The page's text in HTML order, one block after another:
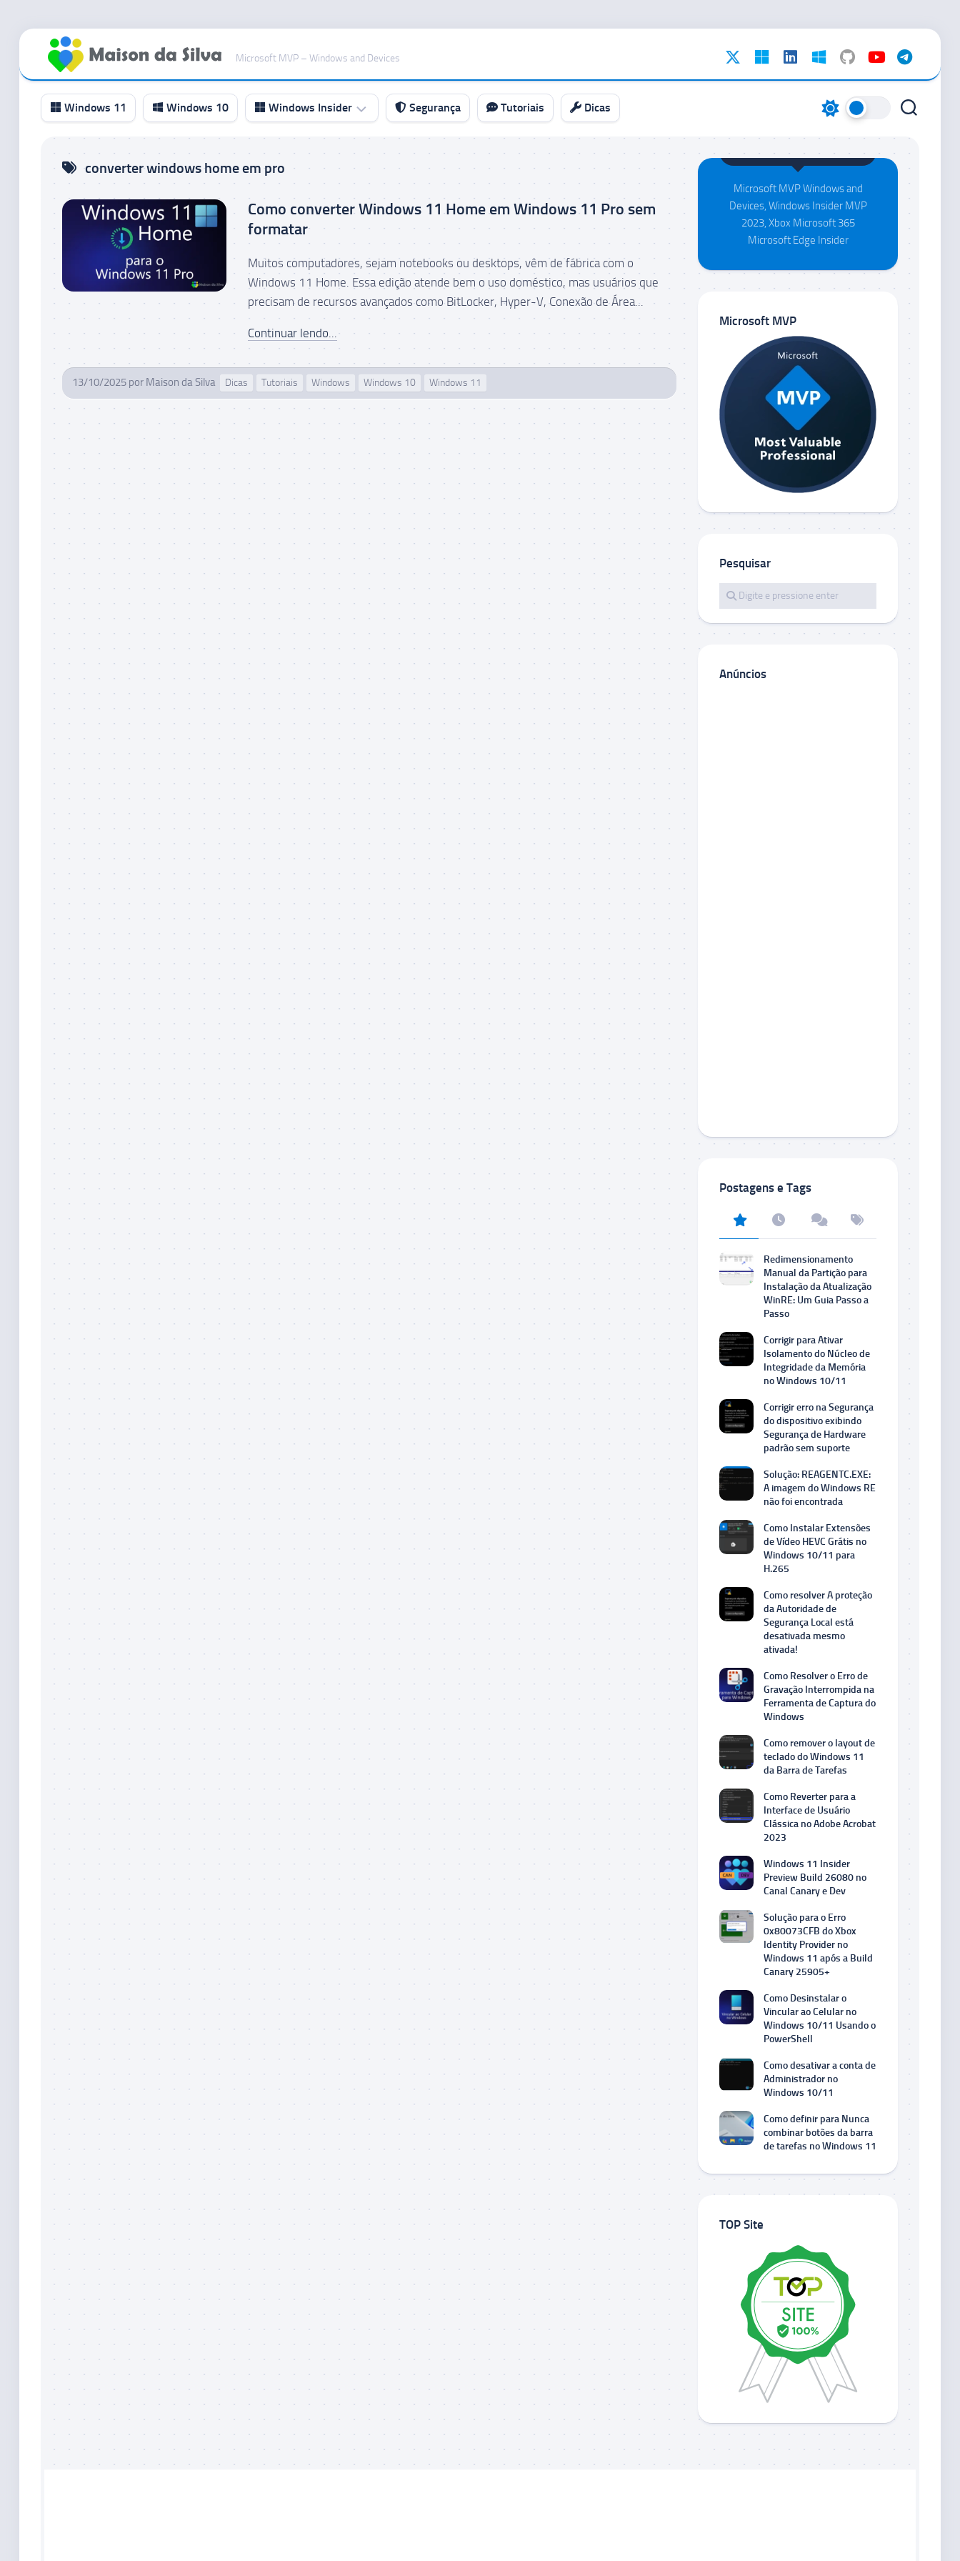
conteúdo
Microsoft MVP – Windows and Devices
Windows 11 Windows 10 Windows Insider
RP
Canal
Beta
Canal
Canal
Canary
Segurança Tutoriais Dicas
converter windows home em pro
Como converter Windows 11 Home em Windows 11 Pro sem
formatar
Muitos computadores, sejam notebooks ou desktops, vêm de fábrica com o
Windows 11 Home. Essa edição atende bem o uso doméstico, mas usuários que
precisam de recursos avançados como BitLocker, Hyper-V, Conexão de Área...
Continuar lendo...
13/10/2025 por Maison da Silva Dicas Tutoriais Windows Windows 10 Windows 11
Maison da Silva
Microsoft MVP Windows and
Devices, Windows Insider MVP
2023, Xbox Microsoft 365
Microsoft Edge Insider
Microsoft MVP
Pesquisar
Anúncios
Postagens e Tags
Redimensionamento
Manual da Partição para
Instalação da Atualização
WinRE: Um Guia Passo a
Passo
Corrigir para Ativar
Isolamento do Núcleo de
Integridade da Memória
no Windows 10/11
Corrigir erro na Segurança
do dispositivo exibindo
Segurança de Hardware
padrão sem suporte
Solução: REAGENTC.EXE:
A imagem do Windows RE
não foi encontrada
Como Instalar Extensões
de Vídeo HEVC Grátis no
Windows 10/11 para
H.265
Como resolver A proteção
da Autoridade de
Segurança Local está
desativada mesmo
ativada!
Como Resolver o Erro de
Gravação Interrompida na
Ferramenta de Captura do
Windows
Como remover o layout de
teclado do Windows 11
da Barra de Tarefas
Como Reverter para a
Interface de Usuário
Clássica no Adobe Acrobat
2023
Windows 11 Insider
Preview Build 26080 no
Canal Canary e Dev
Solução para o Erro
0x80073CFB do Xbox
Identity Provider no
Windows 11 após a Build
Canary 25905+
Como Desinstalar o
Vincular ao Celular no
Windows 10/11 Usando o
PowerShell
Como desativar a conta de
Administrador no
Windows 10/11
Como definir para Nunca
combinar botões da barra
de tarefas no Windows 11
TOP Site